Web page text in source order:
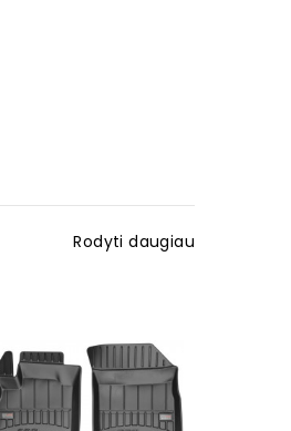
Rodyti daugiau